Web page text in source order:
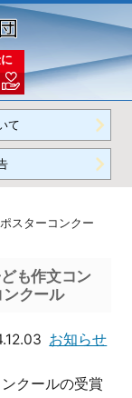
て
スターコンクー
も作文コン
クール
お知らせ
クールの受賞